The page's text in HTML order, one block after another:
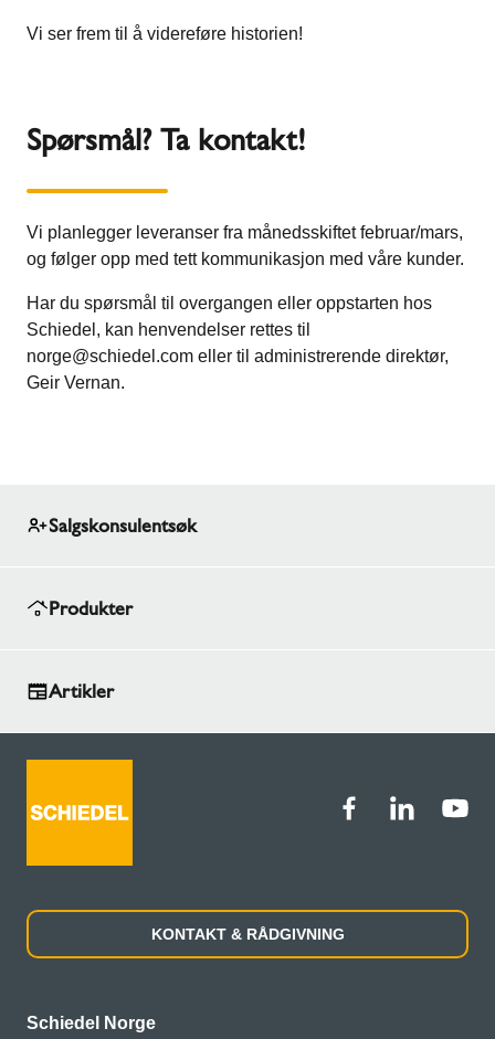
Vi ser frem til å videreføre historien!
Spørsmål? Ta kontakt!
Vi planlegger leveranser fra månedsskiftet februar/mars,
og følger opp med tett kommunikasjon med våre kunder.
Har du spørsmål til overgangen eller oppstarten hos
Schiedel, kan henvendelser rettes til
norge@schiedel.com eller til administrerende direktør,
Geir Vernan.
Salgskonsulentsøk
Produkter
Artikler
KONTAKT & RÅDGIVNING
Schiedel Norge